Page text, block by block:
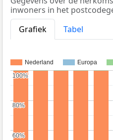
inwoners in het
Grafiek
Tabel
Nederland Europa
60%
60%
80%
80%
100%
100%